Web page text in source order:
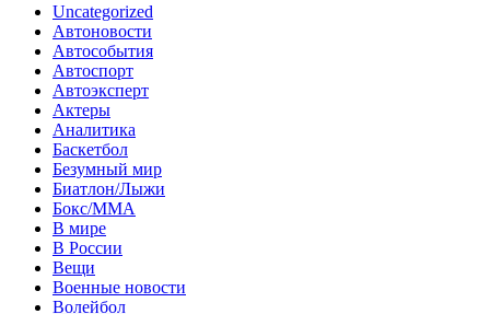
Uncategorized
Автоновости
Автособытия
Автоспорт
Автоэксперт
Актеры
Аналитика
Баскетбол
Безумный мир
Биатлон/Лыжи
Бокс/MMA
В мире
В России
Вещи
Военные новости
Волейбол